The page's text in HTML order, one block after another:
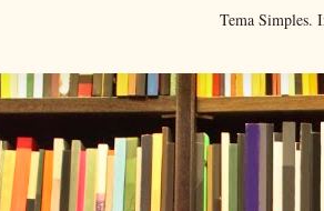
Tema Simples.